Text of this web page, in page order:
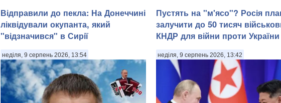
Відправили до пекла: На Донеччині
ліквідували окупанта, який
"відзначився" в Сирії
неділя, 9 серпень 2026, 13:54
Пустять на "м'ясо"? Росія
залучити до 50 тисяч
КНДР для війни проти України
неділя, 9 серпень 2026, 13:42